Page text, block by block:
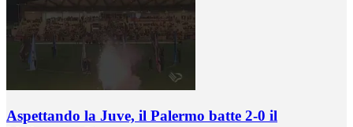
Aspettando la Juve, il Palermo batte 2-0 il